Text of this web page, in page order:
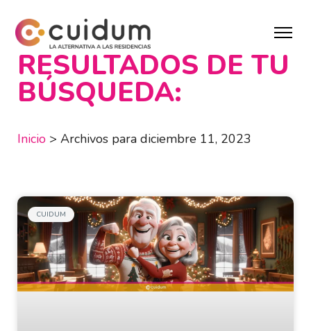
RESULTADOS DE TU
BÚSQUEDA:
Inicio > Archivos para diciembre 11, 2023
CUIDUM